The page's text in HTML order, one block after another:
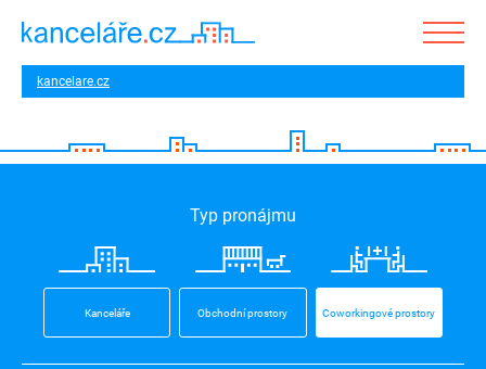
kancelare.cz
Typ pronájmu
Kanceláře Obchodní prostory Coworkingové prostory